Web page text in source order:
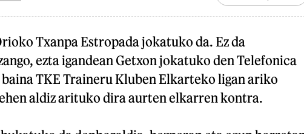
Txanpa Estropada jokatuko da. Ez da
ezta igandean Getxon jokatuko den Telefonica
TKE Traineru Kluben Elkarteko ligan ariko
aldiz arituko dira aurten elkarren kontra.